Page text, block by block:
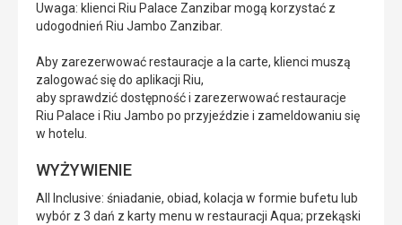
Uwaga: klienci Riu Palace Zanzibar mogą korzystać z
udogodnień Riu Jambo Zanzibar.
Aby zarezerwować restauracje a la carte, klienci muszą
zalogować się do aplikacji Riu,
aby sprawdzić dostępność i zarezerwować restauracje
Riu Palace i Riu Jambo po przyjeździe i zameldowaniu się
w hotelu.
WYŻYWIENIE
All Inclusive: śniadanie, obiad, kolacja w formie bufetu lub
wybór z 3 dań z karty menu w restauracji Aqua; przekąski